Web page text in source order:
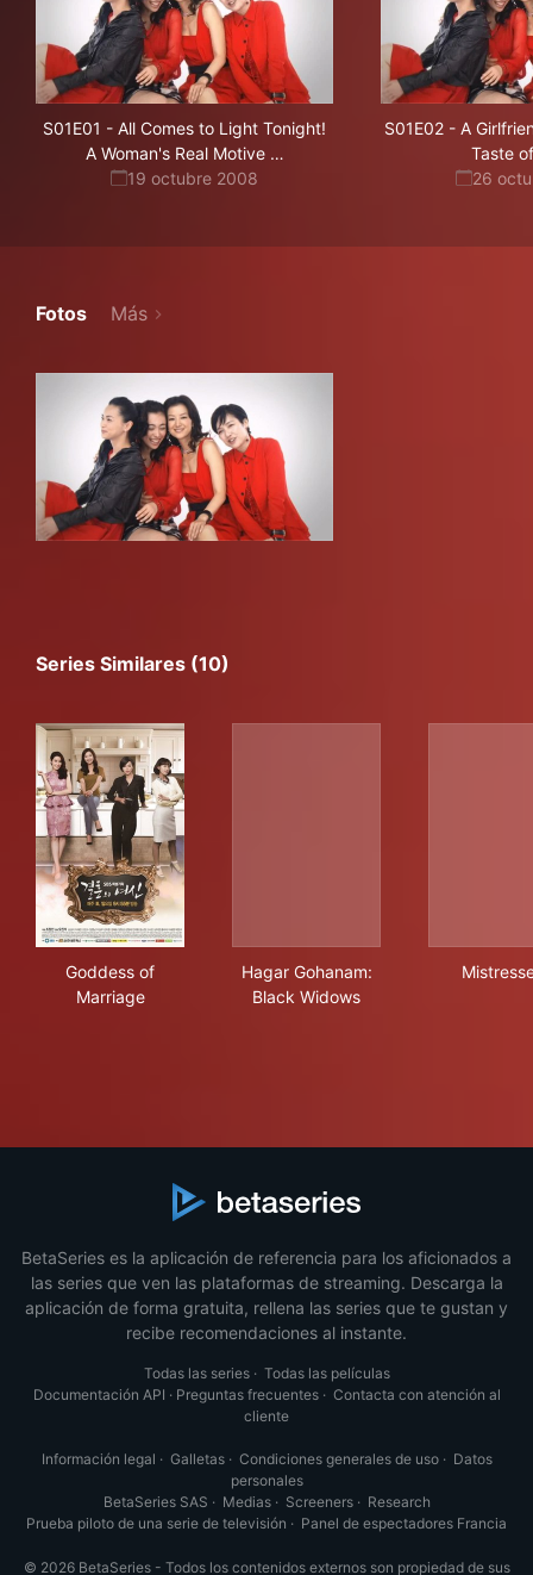
S01E01 - All Comes to Light Tonight!
A Woman's Real Motive …
19 octubre 2008
S01E02- A
Taste
26
Fotos Más
Series Similares (10)
Goddess of
Marriage
Hagar Gohanam:
Black Widows
BetaSeries es la aplicación de referencia para los aficionados a
las series que ven las plataformas de streaming. Descarga la
aplicación de forma gratuita, rellena las series que te gustan y
recibe recomendaciones al instante.
Todas las series· Todas las películas
Documentación API · Preguntas frecuentes· Contacta con atención al
cliente
Información legal · Galletas· Condiciones generales de uso· Datos
personales
BetaSeries SAS · Medias· Screeners· Research
Prueba piloto de una serie de televisión · Panel de espectadores Francia
© 2026 BetaSeries - Todos los contenidos externos son propiedad de sus